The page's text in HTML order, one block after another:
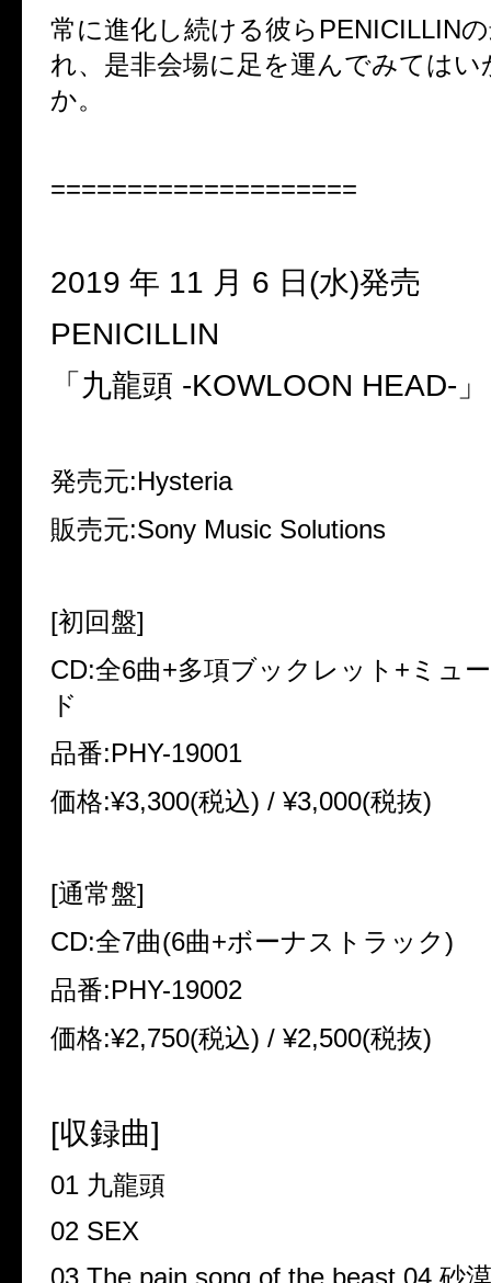
常に進化し続ける彼ら PENICILLIN
れ、是非会場に足を運んでみては
か。
====================
2019 年 11 月 6 日 (水)発売
PENICILLIN
「九龍頭 -KOWLOON HEAD- 」
発売元:Hysteria
販売元:Sony Music Solutions
[初回盤]
CD:全6曲+多項ブックレット + ミュ
ド
品番:PHY-19001
価格:¥3,300(税込) / ¥3,000(税抜)
[通常盤]
CD:全7曲(6曲+ボーナストラック)
品番:PHY-19002
価格:¥2,750(税込) / ¥2,500(税抜)
[収録曲]
01 九龍頭
02 SEX
03 The pain song of the beast 04 砂